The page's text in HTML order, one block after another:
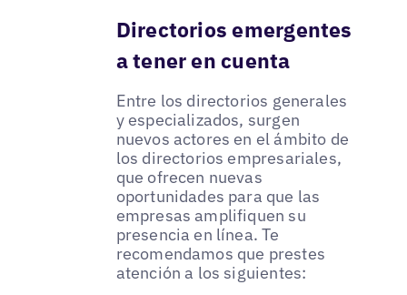
Directorios emergentes
a tener en cuenta
Entre los directorios generales
y especializados, surgen
nuevos actores en el ámbito de
los directorios empresariales,
que ofrecen nuevas
oportunidades para que las
empresas amplifiquen su
presencia en línea. Te
recomendamos que prestes
atención a los siguientes: